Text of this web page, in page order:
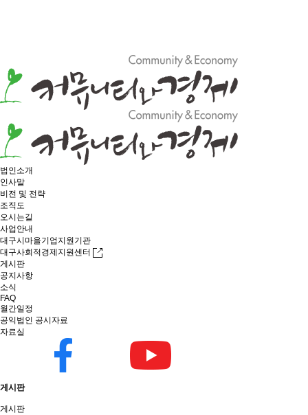
법인소개
인사말
비전 및 전략
조직도
오시는길
사업안내
대구시마을기업지원기관
대구사회적경제지원센터
게시판
공지사항
소식
FAQ
월간일정
공익법인 공시자료
자료실
게시판
게시판